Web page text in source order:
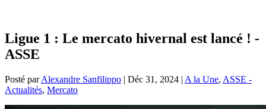
Ligue 1 : Le mercato hivernal est lancé ! -
ASSE
Posté parAlexandre Sanfilippo | Déc 31, 2024 | A la Une, ASSE -
Actualités, Mercato